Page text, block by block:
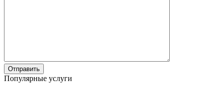
Популярные услуги